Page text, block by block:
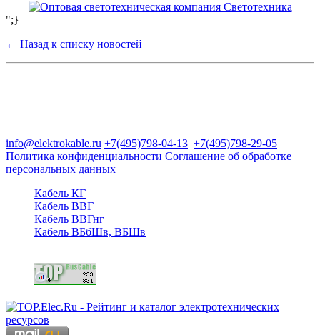
";}
← Назад к списку новостей
info@elektrokable.ru +7(495)798-04-13 +7(495)798-29-05
Политика конфиденциальности Соглашение об обработке
персональных данных
Кабель КГ
Кабель ВВГ
Кабель ВВГнг
Кабель ВБбШв, ВБШв